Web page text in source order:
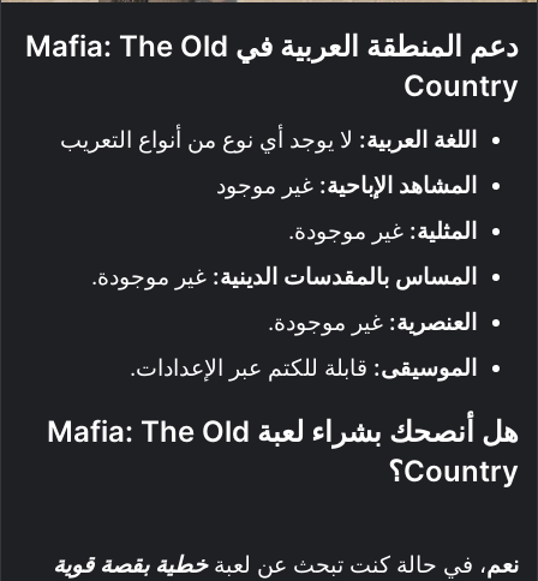
دعم المنطقة العربية
في Mafia: The Old
Country
اللغة العربية: لا يوجد أي نوع من أنواع التعريب
المشاهد الإباحية: غير موجود
المثلية: غير موجودة.
المساس بالمقدسات الدينية: غير موجودة.
العنصرية: غير موجودة.
الموسيقى: قابلة للكتم عبر الإعدادات.
هل أنصحك بشراء لعبة Mafia: The Old
Country؟
نعم، في حالة كنت تبحث عن لعبةخطية بقصة قوية